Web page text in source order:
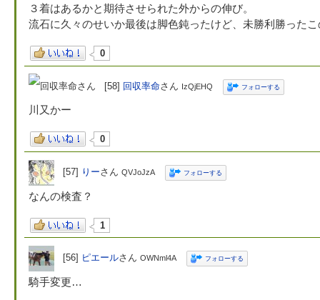
３着はあるかと期待させられた外からの伸び。
流石に久々のせいか最後は脚色鈍ったけど、未勝利勝った
0
[58] 回収率命さん IzQjEHQ フォローする
川又かー
0
[57] りーさん QVJoJzA フォローする
なんの検査？
1
[56] ピエールさん OWNml4A フォローする
騎手変更…